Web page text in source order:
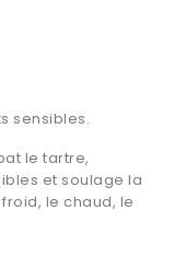
sensibles.
le tartre,
et soulage la
le chaud, le